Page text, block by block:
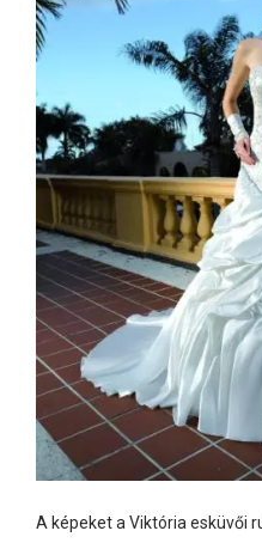
A képeket a Viktória esküvői